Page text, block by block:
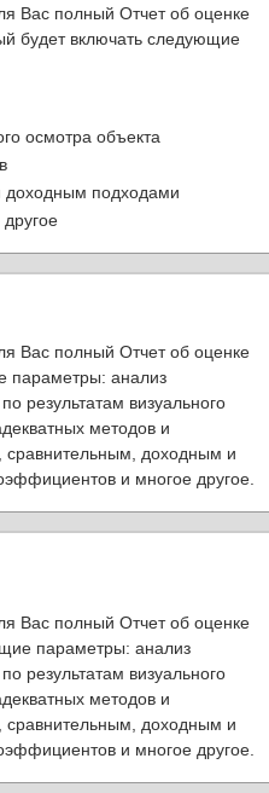
Вас полный Отчет об оценке
будет включать следующие
осмотра объекта
доходным подходами
Вас полный Отчет об оценке
параметры: анализ
результатам визуального
методов и
сравнительным, доходным и
и многое другое.
Вас полный Отчет об оценке
параметры: анализ
результатам визуального
методов и
сравнительным, доходным и
и многое другое.